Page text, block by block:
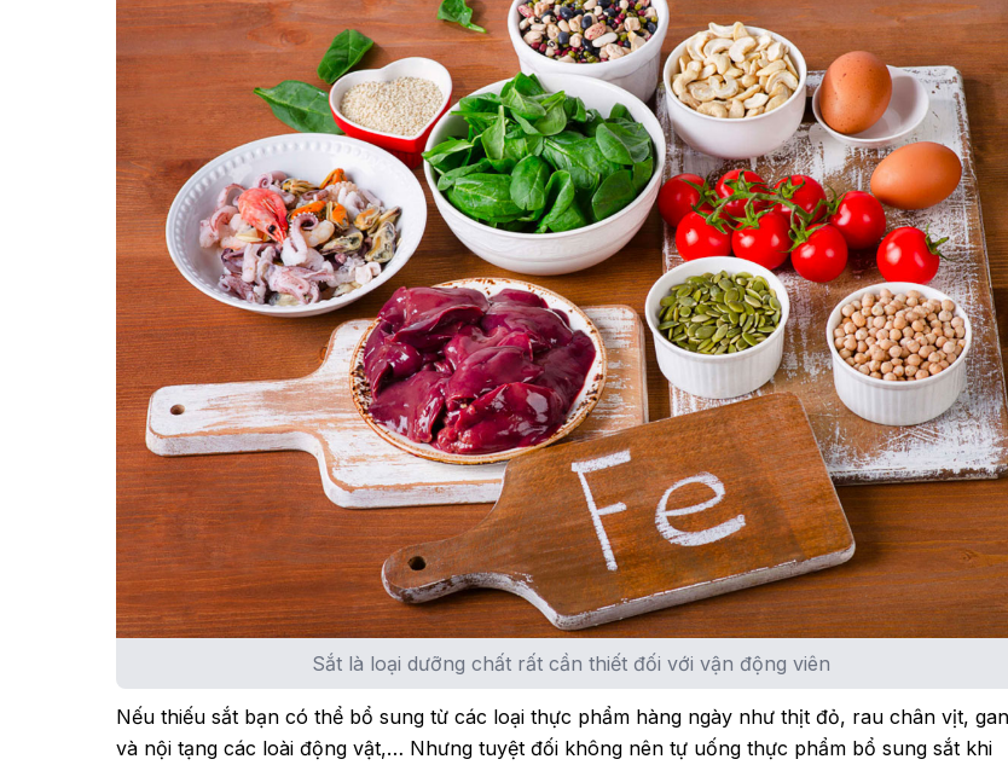
Sắt là loại dưỡng chất rất cần thiết đối với vận động viên
Nếu thiếu sắt bạn có thể bổ sung từ các loại thực phẩm hàng ngày như thịt đỏ, rau chân vịt, gan
và nội tạng các loài động vật,… Nhưng tuyệt đối không nên tự uống thực phẩm bổ sung sắt khi